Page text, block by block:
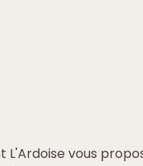
vous